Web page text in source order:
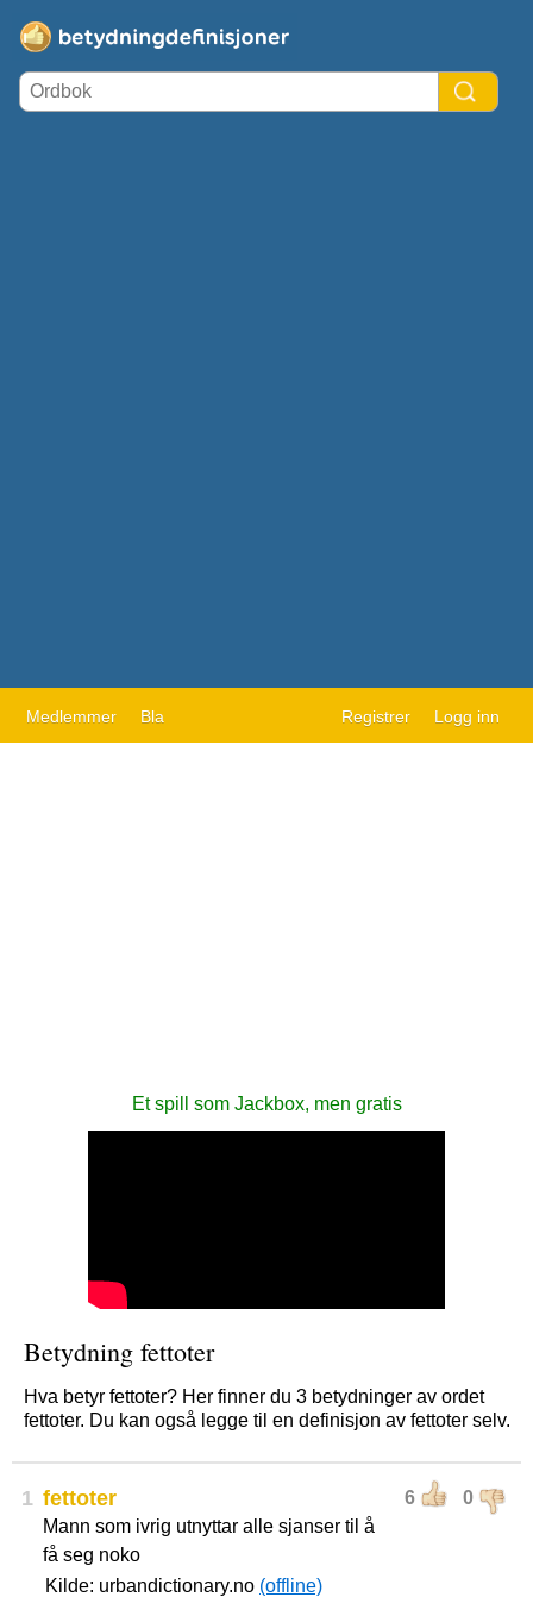
Medlemmer Bla Registrer Logg inn
Et spill som Jackbox, men gratis
Betydning fettoter
Hva betyr fettoter? Her finner du 3 betydninger av ordet
fettoter. Du kan også legge til en definisjon av fettoter selv.
1 6 0
fettoter
Mann som ivrig utnyttar alle sjanser til å
få seg noko
Kilde: urbandictionary.no (offline)